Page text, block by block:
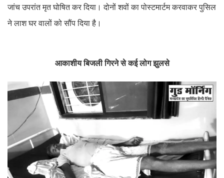
जांच उपरांत मृत घोषित कर दिया। दोनों शवों का पोस्टमार्टम करवाकर पुसिल
ने लाश घर वालों को सौंप दिया है।
आकाशीय बिजली गिरने से कई लोग झुलसे